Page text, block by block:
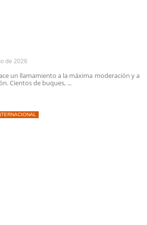
de 2026
un llamamiento a la máxima moderación y a
Cientos de buques, ...